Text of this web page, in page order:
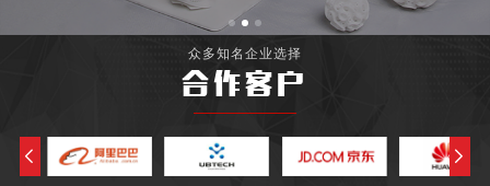
众多知名企业选择
合作客户